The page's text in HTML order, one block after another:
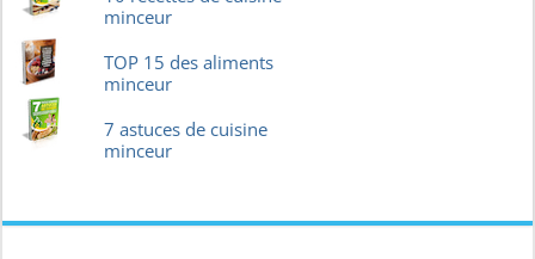
minceur
TOP 15 des aliments
minceur
7 astuces de cuisine
minceur